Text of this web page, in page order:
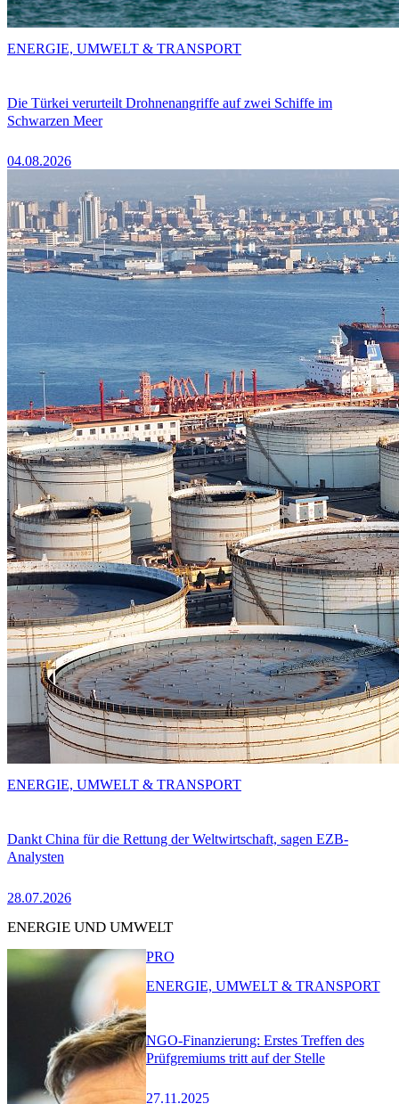
Die Türkei verurteilt Drohnenangriffe auf zwei Schiffe im
Schwarzen Meer
04.08.2026
ENERGIE, UMWELT & TRANSPORT
Dankt China für die Rettung der Weltwirtschaft, sagen EZB-
Analysten
28.07.2026
ENERGIE, UMWELT & TRANSPORT
ENERGIE UND UMWELT
NGO-Finanzierung: Erstes Treffen des
Prüfgremiums tritt auf der Stelle
27.11.2025
PRO
ENERGIE, UMWELT & TRANSPORT